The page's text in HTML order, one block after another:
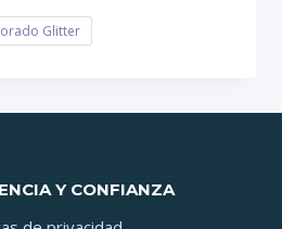
Glitter
Y CONFIANZA